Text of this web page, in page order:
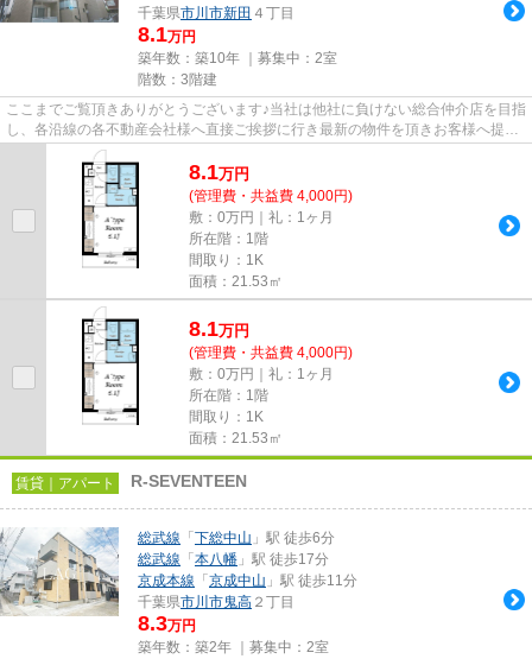
千葉県市川市新田 ４丁目
8.1万円
築年数：築10年 ｜募集中： 2室
階数：3階建
ここまでご覧頂きありがとうございます♪当社は他社に負けない総合仲介店を目指
し、各沿線の各不動産会社様へ直接ご挨拶に行き最新の物件を頂きお客様へ提供
しております！最新の情報は...
8.1万円
(管理費・共益費 4,000円)
敷：0万円｜礼：1ヶ月
所在階：1階
間取り：1K
面積：21.53㎡
8.1万円
(管理費・共益費 4,000円)
敷：0万円｜礼：1ヶ月
所在階：1階
間取り：1K
面積：21.53㎡
賃貸｜アパート R-SEVENTEEN
総武線 「 下総中山 」駅 徒歩6分
総武線 「 本八幡 」駅 徒歩17分
京成本線 「 京成中山 」駅 徒歩11分
千葉県市川市鬼高 ２丁目
8.3万円
築年数：築2年 ｜募集中： 2室